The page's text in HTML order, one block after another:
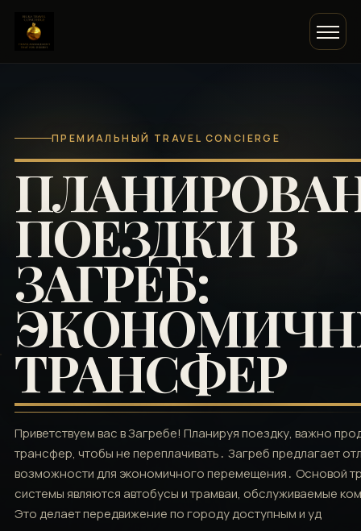
ПРЕМИАЛЬНЫЙ TRAVEL CONCIERGE
ПОЕЗДКИ В
ЗАГРЕБ:
ТРАНСФЕР
Приветствуем вас в Загребе! Планируя поездку‚ важно
трансфер‚ чтобы не переплачивать․ Загреб предлагает
возможности для экономичного перемещения․ Основой
системы являются автобусы и трамваи‚ обслуживаемые
Это делает передвижение по городу доступным и уд